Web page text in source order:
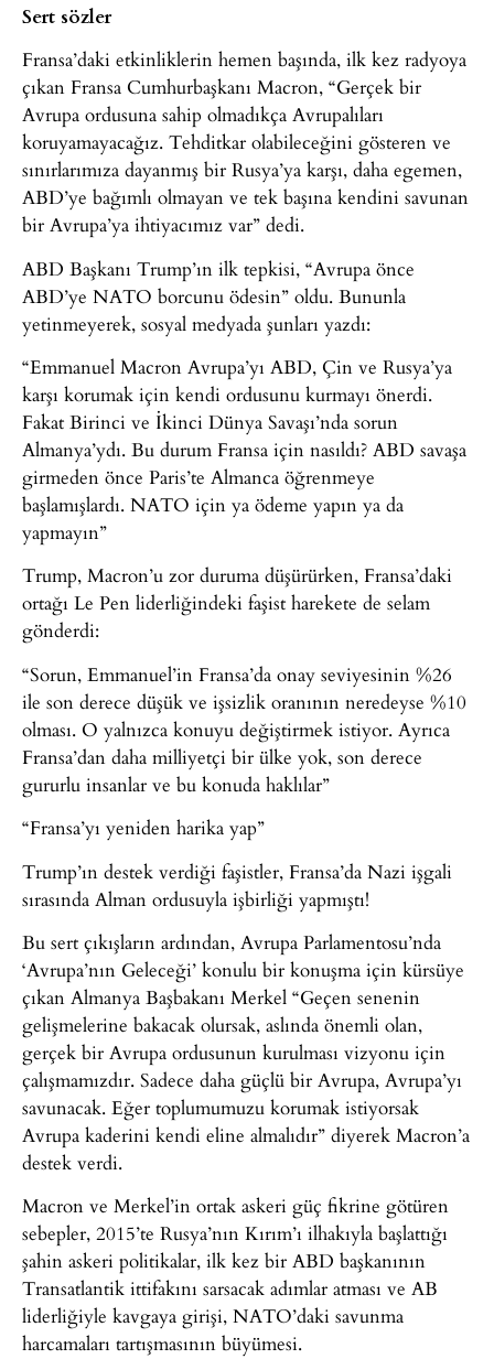
Sert sözler
Fransa’daki etkinliklerin hemen başında, ilk kez radyoya
çıkan Fransa Cumhurbaşkanı Macron, “Gerçek bir
Avrupa ordusuna sahip olmadıkça Avrupalıları
koruyamayacağız. Tehditkar olabileceğini gösteren ve
sınırlarımıza dayanmış bir Rusya’ya karşı, daha egemen,
ABD’ye bağımlı olmayan ve tek başına kendini savunan
bir Avrupa’ya ihtiyacımız var” dedi.
ABD Başkanı Trump’ın ilk tepkisi, “Avrupa önce
ABD’ye NATO borcunu ödesin” oldu. Bununla
yetinmeyerek, sosyal medyada şunları yazdı:
“Emmanuel Macron Avrupa’yı ABD, Çin ve Rusya’ya
karşı korumak için kendi ordusunu kurmayı önerdi.
Fakat Birinci ve İkinci Dünya Savaşı’nda sorun
Almanya’ydı. Bu durum Fransa için nasıldı? ABD savaşa
girmeden önce Paris’te Almanca öğrenmeye
başlamışlardı. NATO için ya ödeme yapın ya da
yapmayın”
Trump, Macron’u zor duruma düşürürken, Fransa’daki
ortağı Le Pen liderliğindeki faşist harekete de selam
gönderdi:
“Sorun, Emmanuel’in Fransa’da onay seviyesinin %26
ile son derece düşük ve işsizlik oranının neredeyse %10
olması. O yalnızca konuyu değiştirmek istiyor. Ayrıca
Fransa’dan daha milliyetçi bir ülke yok, son derece
gururlu insanlar ve bu konuda haklılar”
“Fransa’yı yeniden harika yap”
Trump’ın destek verdiği faşistler, Fransa’da Nazi işgali
sırasında Alman ordusuyla işbirliği yapmıştı!
Bu sert çıkışların ardından, Avrupa Parlamentosu’nda
‘Avrupa’nın Geleceği’ konulu bir konuşma için kürsüye
çıkan Almanya Başbakanı Merkel “Geçen senenin
gelişmelerine bakacak olursak, aslında önemli olan,
gerçek bir Avrupa ordusunun kurulması vizyonu için
çalışmamızdır. Sadece daha güçlü bir Avrupa, Avrupa’yı
savunacak. Eğer toplumumuzu korumak istiyorsak
Avrupa kaderini kendi eline almalıdır” diyerek Macron’a
destek verdi.
Macron ve Merkel’in ortak askeri güç fikrine götüren
sebepler, 2015’te Rusya’nın Kırım’ı ilhakıyla başlattığı
şahin askeri politikalar, ilk kez bir ABD başkanının
Transatlantik ittifakını sarsacak adımlar atması ve AB
liderliğiyle kavgaya girişi, NATO’daki savunma
harcamaları tartışmasının büyümesi.